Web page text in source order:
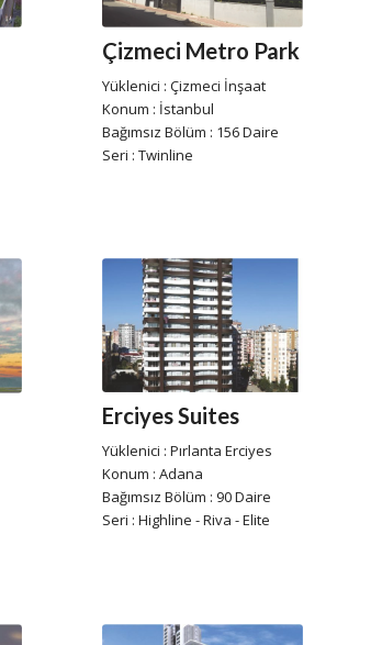
Çizmeci Metro Park
Yüklenici : Çizmeci İnşaat
Konum : İstanbul
Bağımsız Bölüm : 156 Daire
Seri : Twinline
Erciyes Suites
Yüklenici : Pırlanta Erciyes
Konum : Adana
Bağımsız Bölüm : 90 Daire
Seri : Highline - Riva - Elite